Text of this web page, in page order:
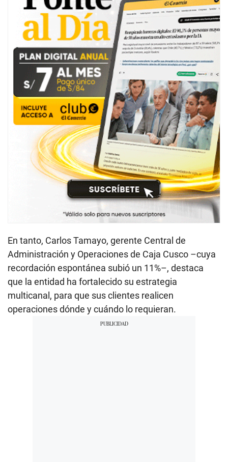
En tanto, Carlos Tamayo, gerente Central de
Administración y Operaciones de Caja Cusco –cuya
recordación espontánea subió un 11%–, destaca
que la entidad ha fortalecido su estrategia
multicanal, para que sus clientes realicen
operaciones dónde y cuándo lo requieran.